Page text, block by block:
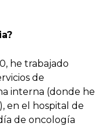
he trabajado
de
interna (donde he
en el hospital de
de oncología